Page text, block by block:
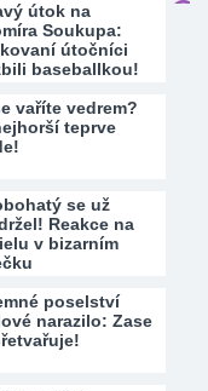
útok na
Soukupa:
útočníci
baseballkou!
vaříte vedrem?
teprve
se už
Reakce na
v bizarním
poselství
narazilo: Zase